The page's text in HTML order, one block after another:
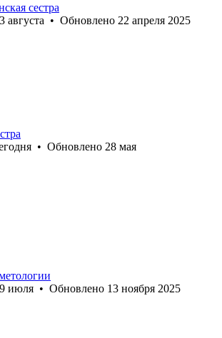
сестра
3 августа • Обновлено 22 апреля 2025
• Обновлено 28 мая
июля • Обновлено 13 ноября 2025